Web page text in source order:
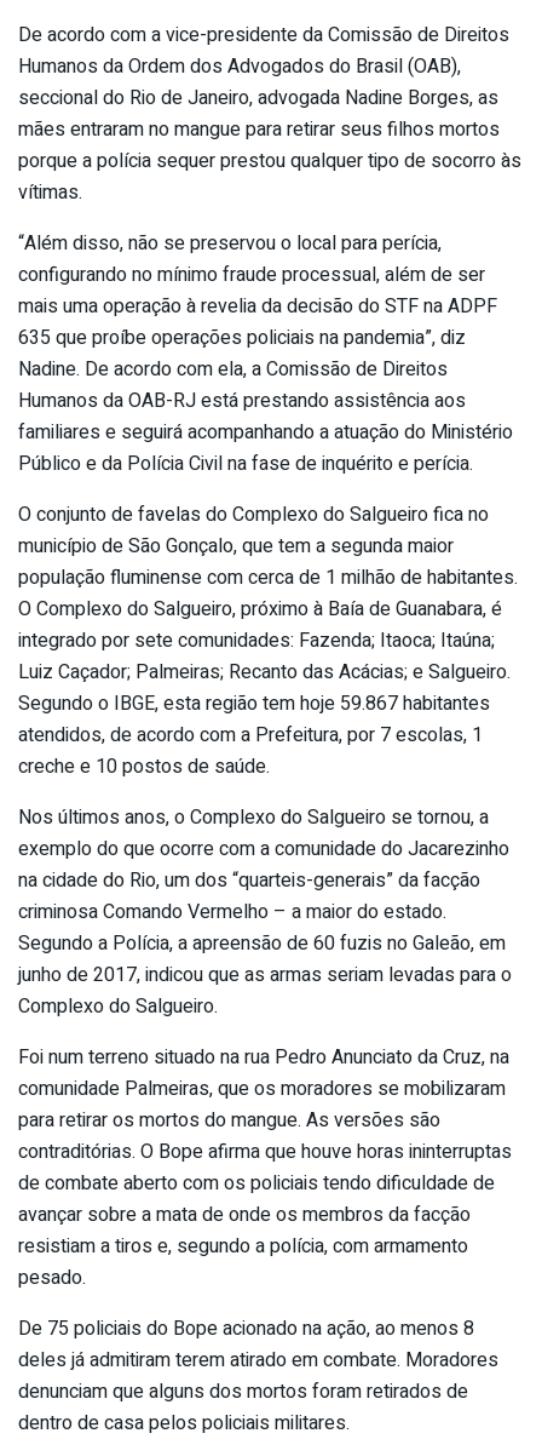
De acordo com a vice-presidente da Comissão de Direitos
Humanos da Ordem dos Advogados do Brasil (OAB),
seccional do Rio de Janeiro, advogada Nadine Borges, as
mães entraram no mangue para retirar seus filhos mortos
porque a polícia sequer prestou qualquer tipo de socorro às
vítimas.
“Além disso, não se preservou o local para perícia,
configurando no mínimo fraude processual, além de ser
mais uma operação à revelia da decisão do STF na ADPF
635 que proíbe operações policiais na pandemia”, diz
Nadine. De acordo com ela, a Comissão de Direitos
Humanos da OAB-RJ está prestando assistência aos
familiares e seguirá acompanhando a atuação do Ministério
Público e da Polícia Civil na fase de inquérito e perícia.
O conjunto de favelas do Complexo do Salgueiro fica no
município de São Gonçalo, que tem a segunda maior
população fluminense com cerca de 1 milhão de habitantes.
O Complexo do Salgueiro, próximo à Baía de Guanabara, é
integrado por sete comunidades: Fazenda; Itaoca; Itaúna;
Luiz Caçador; Palmeiras; Recanto das Acácias; e Salgueiro.
Segundo o IBGE, esta região tem hoje 59.867 habitantes
atendidos, de acordo com a Prefeitura, por 7 escolas, 1
creche e 10 postos de saúde.
Nos últimos anos, o Complexo do Salgueiro se tornou, a
exemplo do que ocorre com a comunidade do Jacarezinho
na cidade do Rio, um dos “quarteis-generais” da facção
criminosa Comando Vermelho – a maior do estado.
Segundo a Polícia, a apreensão de 60 fuzis no Galeão, em
junho de 2017, indicou que as armas seriam levadas para o
Complexo do Salgueiro.
Foi num terreno situado na rua Pedro Anunciato da Cruz, na
comunidade Palmeiras, que os moradores se mobilizaram
para retirar os mortos do mangue. As versões são
contraditórias. O Bope afirma que houve horas ininterruptas
de combate aberto com os policiais tendo dificuldade de
avançar sobre a mata de onde os membros da facção
resistiam a tiros e, segundo a polícia, com armamento
pesado.
De 75 policiais do Bope acionado na ação, ao menos 8
deles já admitiram terem atirado em combate. Moradores
denunciam que alguns dos mortos foram retirados de
dentro de casa pelos policiais militares.